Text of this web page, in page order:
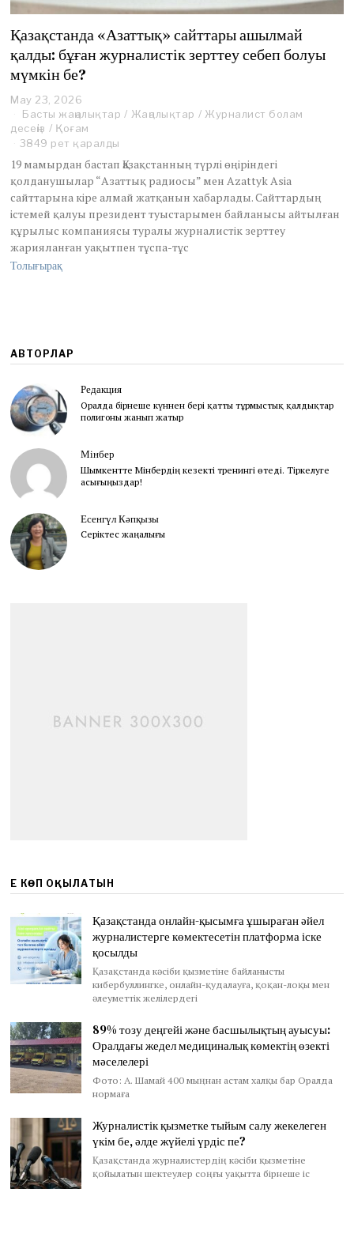
Қазақстанда «Азаттық» сайттары ашылмай
қалды: бұған журналистік зерттеу себеп болуы
мүмкін бе?
May 23, 2026
Басты жаңалықтар / Жаңалықтар / Журналист болам
десеңіз / Қоғам
3849 рет қаралды
19 мамырдан бастап Қазақстанның түрлі өңіріндегі
қолданушылар “Азаттық радиосы” мен Azattyk Asia
сайттарына кіре алмай жатқанын хабарлады. Сайттардың
істемей қалуы президент туыстарымен байланысы айтылған
құрылыс компаниясы туралы журналистік зерттеу
жарияланған уақытпен тұспа-тұс
Толығырақ
АВТОРЛАР
Редакция
Оралда бірнеше күннен бері қатты тұрмыстық қалдықтар
полигоны жанып жатыр
Мінбер
Шымкентте Мінбердің кезекті тренингі өтеді. Тіркелуге
асығыңыздар!
Есенгүл Кәпқызы
Серіктес жаңалығы
ЕҢ КӨП ОҚЫЛАТЫН
Қазақстанда онлайн-қысымға ұшыраған әйел
журналистерге көмектесетін платформа іске
қосылды
Қазақстанда кәсіби қызметіне байланысты
кибербуллингке, онлайн-қудалауға, қоқан-лоқы мен
әлеуметтік желілердегі
89% тозу деңгейі және басшылықтың ауысуы:
Оралдағы жедел медициналық көмектің өзекті
мәселелері
Фото: А. Шамай 400 мыңнан астам халқы бар Оралда
нормаға
Журналистік қызметке тыйым салу жекелеген
үкім бе, әлде жүйелі үрдіс пе?
Қазақстанда журналистердің кәсіби қызметіне
қойылатын шектеулер соңғы уақытта бірнеше іс